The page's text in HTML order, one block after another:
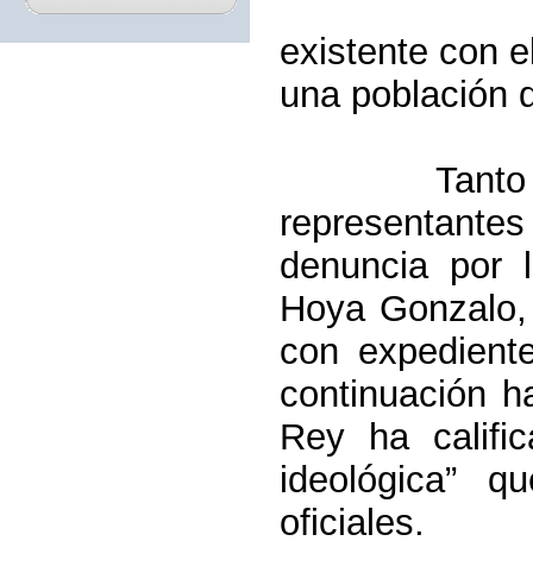
existente con
una población
denuncia por
Hoya
con
continuación
Rey ha
ideológica”
oficiales.